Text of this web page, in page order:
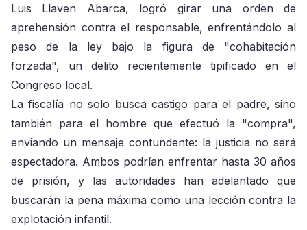
Luis Llaven Abarca, logró girar una orden de
aprehensión contra el responsable, enfrentándolo al
peso de la ley bajo la figura de "cohabitación
forzada", un delito recientemente tipificado en el
Congreso local.
La fiscalía no solo busca castigo para el padre, sino
también para el hombre que efectuó la "compra",
enviando un mensaje contundente: la justicia no será
espectadora. Ambos podrían enfrentar hasta 30 años
de prisión, y las autoridades han adelantado que
buscarán la pena máxima como una lección contra la
explotación infantil.